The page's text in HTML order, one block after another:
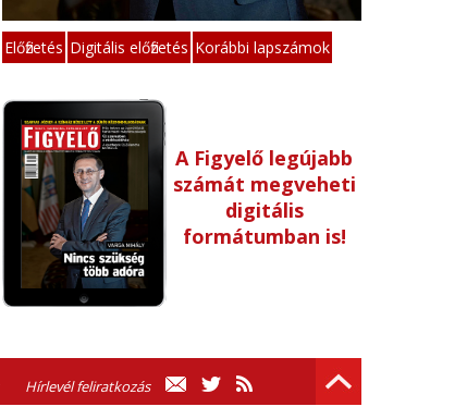
Előfizetés Digitális előfizetés Korábbi lapszámok
A Figyelő legújabb
számát megveheti
digitális
formátumban is!
Hírlevél feliratkozás